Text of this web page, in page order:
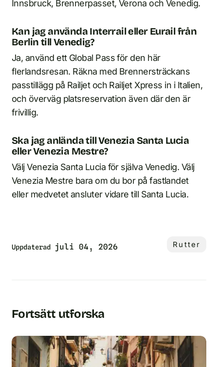
Innsbruck, Brennerpasset, Verona och Venedig.
Kan jag använda Interrail eller Eurail från
Berlin till Venedig?
Ja, använd ett Global Pass för den här
flerlandsresan. Räkna med Brennersträckans
passtillägg på Railjet och Railjet Xpress in i Italien,
och överväg platsreservation även där den är
frivillig.
Ska jag anlända till Venezia Santa Lucia
eller Venezia Mestre?
Välj Venezia Santa Lucia för själva Venedig. Välj
Venezia Mestre bara om du bor på fastlandet
eller medvetet ansluter vidare till Santa Lucia.
Uppdaterad juli 04, 2026 Rutter
Fortsätt utforska